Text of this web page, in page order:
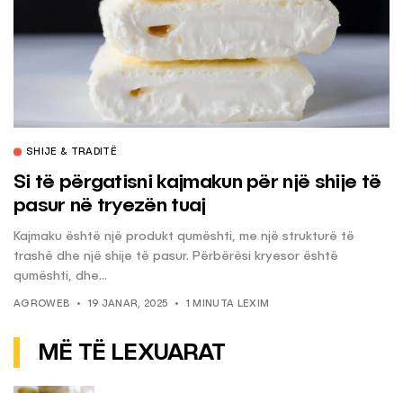
SHIJE & TRADITË
Si të përgatisni kajmakun për një shije të
pasur në tryezën tuaj
Kajmaku është një produkt qumështi, me një strukturë të
trashë dhe një shije të pasur. Përbërësi kryesor është
qumështi, dhe...
AGROWEB 19 JANAR, 2025 1 MINUTA LEXIM
MË TË LEXUARAT